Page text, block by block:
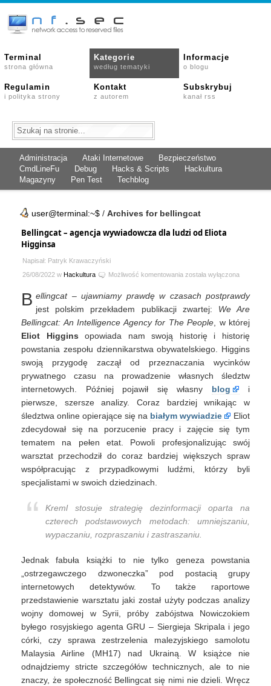
Terminal
strona główna
Kategorie
według tematyki
Informacje
o blogu
Regulamin
i polityka strony
Kontakt
z autorem
Subskrybuj
kanał rss
Administracja Ataki Internetowe
Bezpieczeństwo
CmdLineFu
Debug Hacks & Scripts
Hackultura
Magazyny
Pen Test Techblog
user@terminal:~$ / Archives for bellingcat
Bellingcat – agencja wywiadowcza dla ludzi od Eliota
Higginsa
Napisał: Patryk Krawaczyński
26/08/2022 w Hackultura Możliwość komentowania Bellingcat
agencja
wywiadowcza
od
Eliota
Higginsa
została wyłączona
B ellingcat – ujawniamy prawdę w czasach postprawdy
jest polskim przekładem publikacji zwartej: We Are
Bellingcat: An Intelligence Agency for The People , w której
Eliot Higgins opowiada nam swoją historię i historię
powstania zespołu dziennikarstwa obywatelskiego. Higgins
swoją przygodę zaczął od przeznaczania wycinków
prywatnego czasu na prowadzenie własnych śledztw
internetowych. Później pojawił się własny blog
i
pierwsze, szersze analizy. Coraz bardziej wnikając w
śledztwa online opierające się na białym wywiadzie
Eliot
zdecydował się na porzucenie pracy i zajęcie się tym
tematem na pełen etat. Powoli profesjonalizując swój
warsztat przechodził do coraz bardziej większych spraw
współpracując z przypadkowymi ludźmi, którzy byli
specjalistami w swoich dziedzinach.
Kreml stosuje strategię dezinformacji oparta na
czterech podstawowych metodach: umniejszaniu,
wypaczaniu, rozpraszaniu i zastraszaniu.
Jednak fabuła książki to nie tylko geneza powstania
„ostrzegawczego dzwoneczka” pod postacią grupy
internetowych detektywów. To także raportowe
przedstawienie warsztatu jaki został użyty podczas analizy
wojny domowej w Syrii, próby zabójstwa Nowiczokiem
byłego rosyjskiego agenta GRU – Siergieja Skripala i jego
córki, czy sprawa zestrzelenia malezyjskiego samolotu
Malaysia Airline (MH17) nad Ukrainą. W książce nie
odnajdziemy stricte szczegółów technicznych, ale to nie
znaczy, że społeczność Bellingcat się nimi nie dzieli. Wręcz